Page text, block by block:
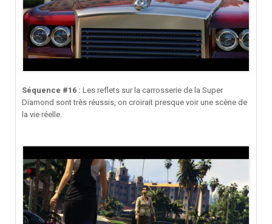
Séquence #16 : Les reflets sur la carrosserie de la Super
Diamond sont très réussis, on croirait presque voir une scène de
la vie réelle.